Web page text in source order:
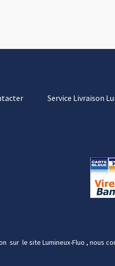
Service Livraison
sur le site Lumineux-Fluo , nous